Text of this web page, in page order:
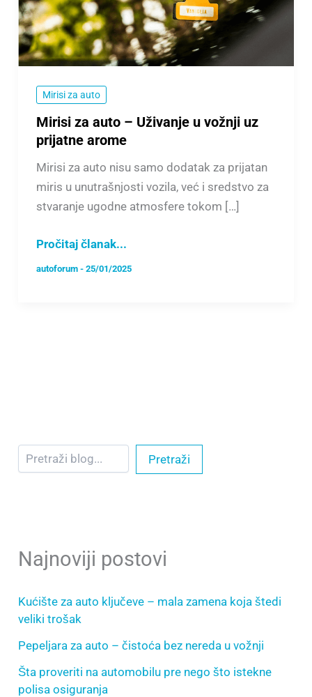
Mirisi za auto
Mirisi za auto – Uživanje u vožnji uz
prijatne arome
Mirisi za auto nisu samo dodatak za prijatan
miris u unutrašnjosti vozila, već i sredstvo za
stvaranje ugodne atmosfere tokom […]
vožnji
uz
prijatne
arome
Pročitaj članak...
autoforum - 25/01/2025
Pretraži
Najnoviji postovi
Kućište za auto ključeve – mala zamena koja štedi
veliki trošak
Pepeljara za auto – čistoća bez nereda u vožnji
Šta proveriti na automobilu pre nego što istekne
polisa osiguranja